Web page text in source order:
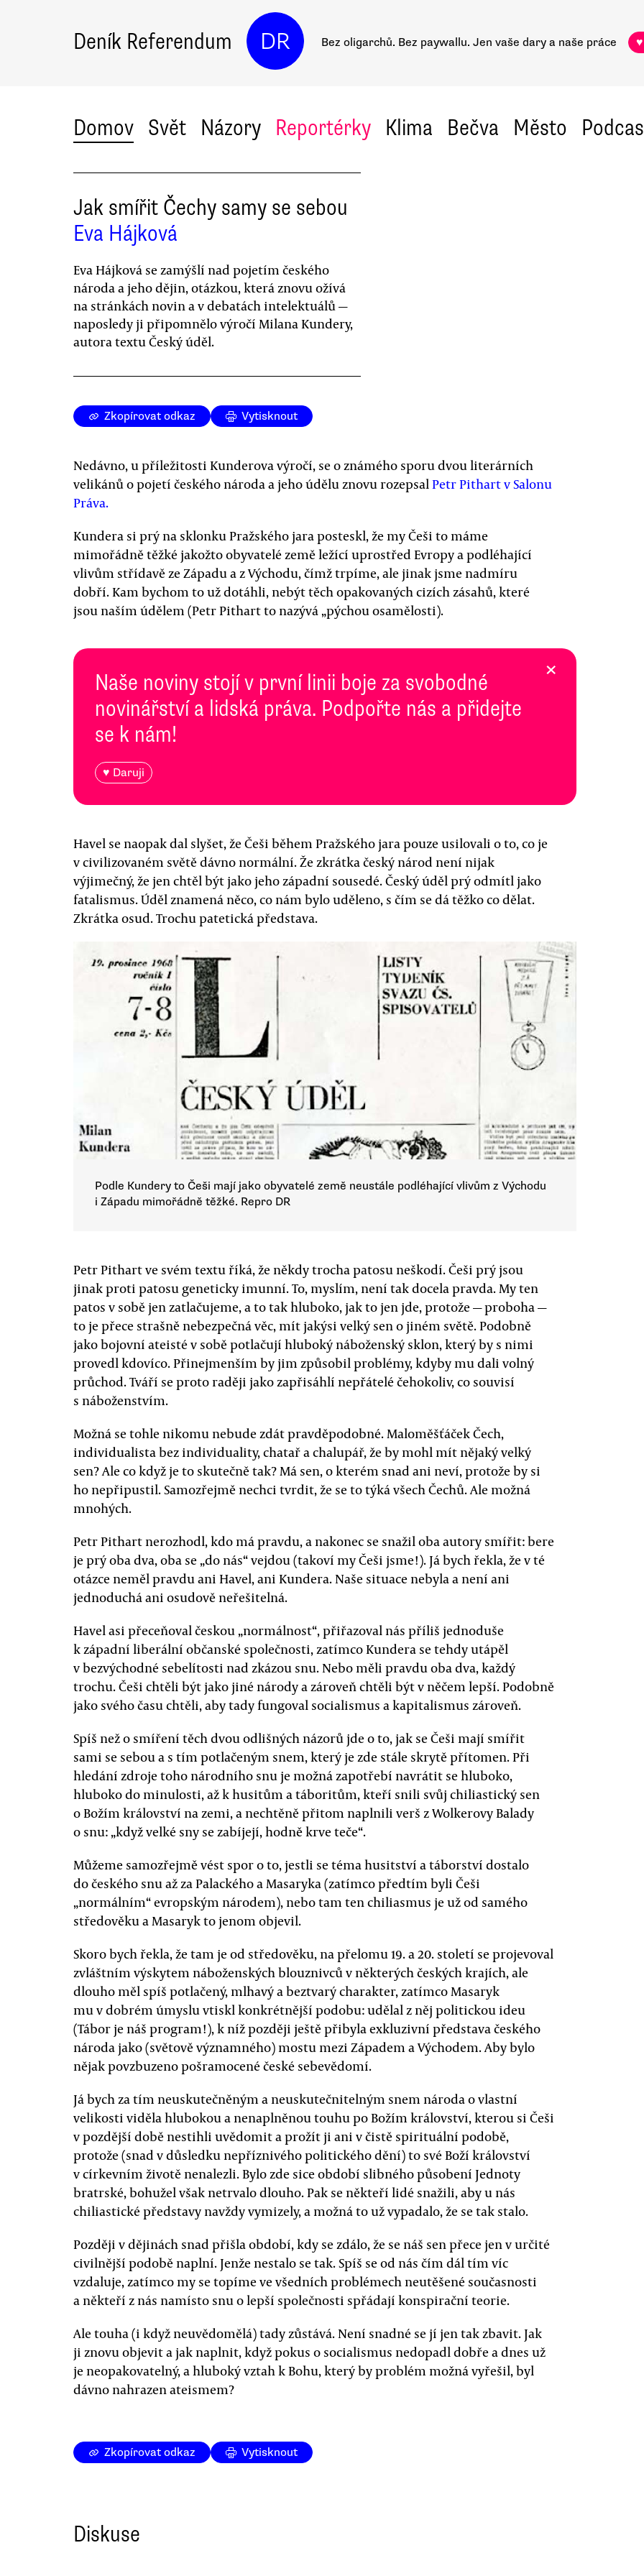
Deník Referendum DR Bez oligarchů. Bez paywallu. Jen vaše dary a naše práce
Domov Svět Názory Reportérky Klima Bečva Město
Jak smířit Čechy samy se sebou
Eva Hájková
Eva Hájková se zamýšlí nad pojetím českého
národa a jeho dějin, otázkou, která znovu ožívá
na stránkách novin a v debatách intelektuálů —
naposledy ji připomnělo výročí Milana Kundery,
autora textu Český úděl.
Zkopírovat odkaz Vytisknout
Nedávno, u příležitosti Kunderova výročí, se o známého sporu dvou literárních
velikánů o pojetí českého národa a jeho údělu znovu rozepsalPetr Pithart v Salonu
Práva.
Kundera si prý na sklonku Pražského jara posteskl, že my Češi to máme
mimořádně těžké jakožto obyvatelé země ležící uprostřed Evropy a podléhající
vlivům střídavě ze Západu a z Východu, čímž trpíme, ale jinak jsme nadmíru
dobří. Kam bychom to už dotáhli, nebýt těch opakovaných cizích zásahů, které
jsou naším údělem (Petr Pithart to nazývá „pýchou osamělosti).
Naše noviny stojí v první linii boje za svobodné
novinářství a lidská práva. Podpořte nás a přidejte
se k nám!
♥ Daruji
×
Havel se naopak dal slyšet, že Češi během Pražského jara pouze usilovali o to, co je
v civilizovaném světě dávno normální. Že zkrátka český národ není nijak
výjimečný, že jen chtěl být jako jeho západní sousedé. Český úděl prý odmítl jako
fatalismus. Úděl znamená něco, co nám bylo uděleno, s čím se dá těžko co dělat.
Zkrátka osud. Trochu patetická představa.
Podle Kundery to Češi mají jako obyvatelé země neustále podléhající vlivům z Východu
i Západu mimořádně těžké. Repro DR
Petr Pithart ve svém textu říká, že někdy trocha patosu neškodí. Češi prý jsou
jinak proti patosu geneticky imunní. To, myslím, není tak docela pravda. My ten
patos v sobě jen zatlačujeme, a to tak hluboko, jak to jen jde, protože — proboha —
to je přece strašně nebezpečná věc, mít jakýsi velký sen o jiném světě. Podobně
jako bojovní ateisté v sobě potlačují hluboký náboženský sklon, který by s nimi
provedl kdovíco. Přinejmenším by jim způsobil problémy, kdyby mu dali volný
průchod. Tváří se proto raději jako zapřisáhlí nepřátelé čehokoliv, co souvisí
s náboženstvím.
Možná se tohle nikomu nebude zdát pravděpodobné. Maloměšťáček Čech,
individualista bez individuality, chatař a chalupář, že by mohl mít nějaký velký
sen? Ale co když je to skutečně tak? Má sen, o kterém snad ani neví, protože by si
ho nepřipustil. Samozřejmě nechci tvrdit, že se to týká všech Čechů. Ale možná
mnohých.
Petr Pithart nerozhodl, kdo má pravdu, a nakonec se snažil oba autory smířit: bere
je prý oba dva, oba se „do nás“ vejdou (takoví my Češi jsme!). Já bych řekla, že v té
otázce neměl pravdu ani Havel, ani Kundera. Naše situace nebyla a není ani
jednoduchá ani osudově neřešitelná.
Havel asi přeceňoval českou „normálnost“, přiřazoval nás příliš jednoduše
k západní liberální občanské společnosti, zatímco Kundera se tehdy utápěl
v bezvýchodné sebelítosti nad zkázou snu. Nebo měli pravdu oba dva, každý
trochu. Češi chtěli být jako jiné národy a zároveň chtěli být v něčem lepší. Podobně
jako svého času chtěli, aby tady fungoval socialismus a kapitalismus zároveň.
Spíš než o smíření těch dvou odlišných názorů jde o to, jak se Češi mají smířit
sami se sebou a s tím potlačeným snem, který je zde stále skrytě přítomen. Při
hledání zdroje toho národního snu je možná zapotřebí navrátit se hluboko,
hluboko do minulosti, až k husitům a táboritům, kteří snili svůj chiliastický sen
o Božím království na zemi, a nechtěně přitom naplnili verš z Wolkerovy Balady
o snu: „když velké sny se zabíjejí, hodně krve teče“.
Můžeme samozřejmě vést spor o to, jestli se téma husitství a táborství dostalo
do českého snu až za Palackého a Masaryka (zatímco předtím byli Češi
„normálním“ evropským národem), nebo tam ten chiliasmus je už od samého
středověku a Masaryk to jenom objevil.
Skoro bych řekla, že tam je od středověku, na přelomu 19. a 20. století se projevoval
zvláštním výskytem náboženských blouznivců v některých českých krajích, ale
dlouho měl spíš potlačený, mlhavý a beztvarý charakter, zatímco Masaryk
mu v dobrém úmyslu vtiskl konkrétnější podobu: udělal z něj politickou ideu
(Tábor je náš program!), k níž později ještě přibyla exkluzivní představa českého
národa jako (světově významného) mostu mezi Západem a Východem. Aby bylo
nějak povzbuzeno pošramocené české sebevědomí.
Já bych za tím neuskutečněným a neuskutečnitelným snem národa o vlastní
velikosti viděla hlubokou a nenaplněnou touhu po Božím království, kterou si Češi
v pozdější době nestihli uvědomit a prožít ji ani v čistě spirituální podobě,
protože (snad v důsledku nepříznivého politického dění) to své Boží království
v církevním životě nenalezli. Bylo zde sice období slibného působení Jednoty
bratrské, bohužel však netrvalo dlouho. Pak se někteří lidé snažili, aby u nás
chiliastické představy navždy vymizely, a možná to už vypadalo, že se tak stalo.
Později v dějinách snad přišla období, kdy se zdálo, že se náš sen přece jen v určité
civilnější podobě naplní. Jenže nestalo se tak. Spíš se od nás čím dál tím víc
vzdaluje, zatímco my se topíme ve všedních problémech neutěšené současnosti
a někteří z nás namísto snu o lepší společnosti spřádají konspirační teorie.
Ale touha (i když neuvědomělá) tady zůstává. Není snadné se jí jen tak zbavit. Jak
ji znovu objevit a jak naplnit, když pokus o socialismus nedopadl dobře a dnes už
je neopakovatelný, a hluboký vztah k Bohu, který by problém možná vyřešil, byl
dávno nahrazen ateismem?
Zkopírovat odkaz Vytisknout
Diskuse